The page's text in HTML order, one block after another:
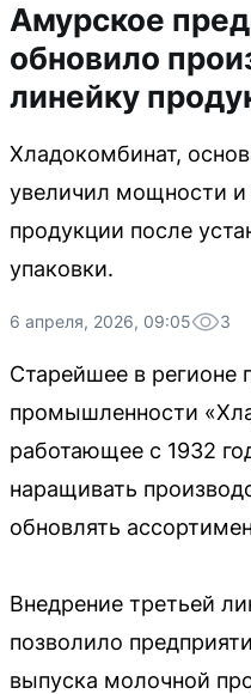
Амурское
обновило
линейку
Хладокомбинат,
увеличил мощности
продукции после
упаковки.
6 апреля, 2026, 09:05 3
Старейшее в регионе
промышленности
работающее с 1932
наращивать
обновлять
Внедрение третьей
позволило
выпуска молочной